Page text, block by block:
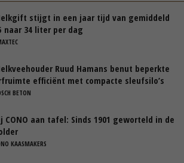
stijgt in een jaar tijd van gemiddeld
naar 34 liter per dag
Ruud Hamans benut beperkte
efficiënt met compacte sleufsilo’s
BETON
CONO aan tafel: Sinds 1901 geworteld in de
KAASMAKERS